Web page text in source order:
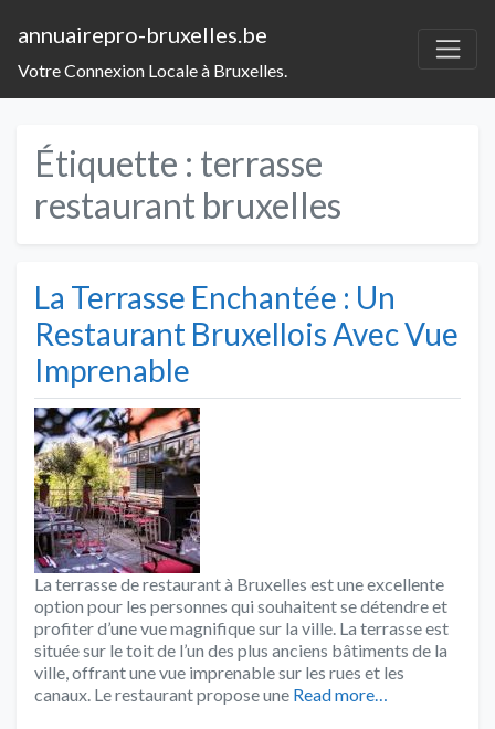
annuairepro-bruxelles.be
Votre Connexion Locale à Bruxelles.
Étiquette : terrasse
restaurant bruxelles
La Terrasse Enchantée : Un
Restaurant Bruxellois Avec Vue
Imprenable
La terrasse de restaurant à Bruxelles est une excellente
option pour les personnes qui souhaitent se détendre et
profiter d’une vue magnifique sur la ville. La terrasse est
située sur le toit de l’un des plus anciens bâtiments de la
ville, offrant une vue imprenable sur les rues et les
canaux. Le restaurant propose une Read more…